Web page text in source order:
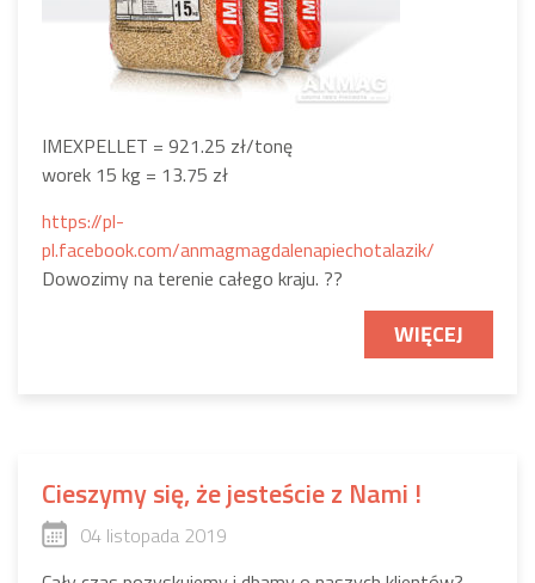
IMEXPELLET = 921.25 zł/tonę
worek 15 kg = 13.75 zł
https://pl-
pl.facebook.com/anmagmagdalenapiechotalazik/
Dowozimy na terenie całego kraju. ??
WIĘCEJ
Cieszymy się, że jesteście z Nami !
04 listopada 2019